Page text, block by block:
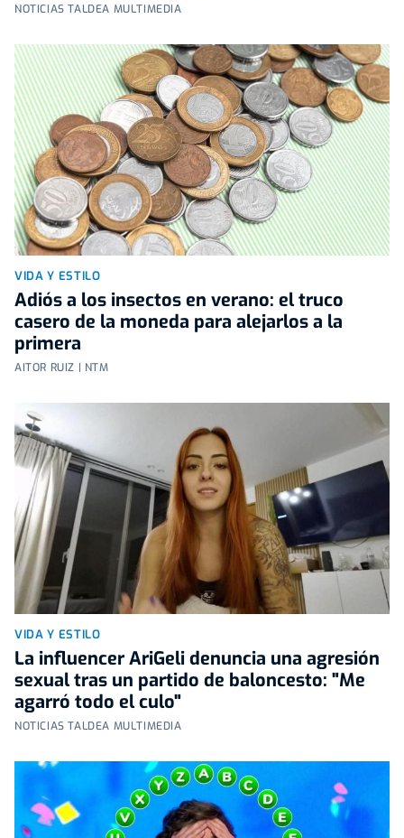
NOTICIAS TALDEA MULTIMEDIA
VIDA Y ESTILO
Adiós a los insectos en verano: el truco
casero de la moneda para alejarlos a la
primera
AITOR RUIZ | NTM
VIDA Y ESTILO
La influencer AriGeli denuncia una agresión
sexual tras un partido de baloncesto: "Me
agarró todo el culo"
NOTICIAS TALDEA MULTIMEDIA